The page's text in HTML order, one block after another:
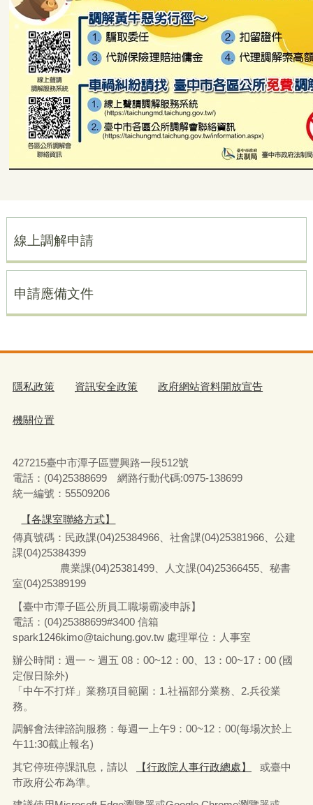
線上調解申請
申請應備文件
隱私政策 資訊安全政策 政府網站資料開放宣告
機關位置
427215臺中市潭子區豐興路一段512號
電話：(04)25388699 網路行動代碼:0975-138699
統一編號：55509206
【各課室聯絡方式】
傳真號碼：民政課(04)25384966、社會課(04)25381966、公建
課(04)25384399
農業課(04)25381499、人文課(04)25366455、秘書
室(04)25389199
【臺中市潭子區公所員工職場霸凌申訴】
電話：(04)25388699#3400 信箱
spark1246kimo@taichung.gov.tw 處理單位：人事室
辦公時間：週一 ~ 週五 08：00~12：00、13：00~17：00 (國
定假日除外)
「中午不打烊」業務項目範圍：1.社福部分業務
2.兵役業
務。
調解會法律諮詢服務：每週一上午9：00~12：00(每場次於上
午11:30截止報名)
其它停班停課訊息，請以
【行政院人事行政總處】
或臺中
市政府公布為準。